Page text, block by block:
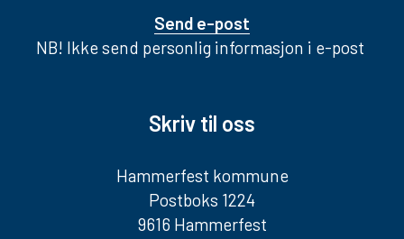
Send e-post
NB! Ikke send personlig informasjon i e-post
Skriv til oss
Hammerfest kommune
Postboks 1224
9616 Hammerfest